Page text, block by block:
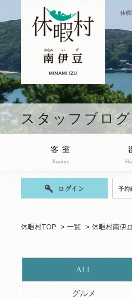
休暇
スタッフブログ
休暇村TOP 一覧 休暇村南伊
ALL
グルメ